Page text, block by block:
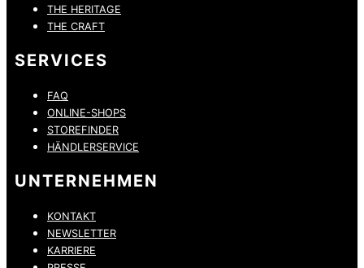
THE HERITAGE
THE CRAFT
SERVICES
FAQ
ONLINE-SHOPS
STOREFINDER
HÄNDLERSERVICE
UNTERNEHMEN
KONTAKT
NEWSLETTER
KARRIERE